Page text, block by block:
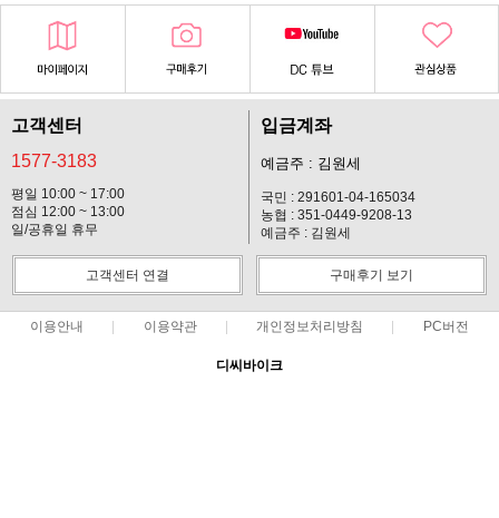
고객센터
1577-3183
평일 10:00 ~ 17:00
점심 12:00 ~ 13:00
일/공휴일 휴무
입금계좌
예금주 : 김원세
국민 : 291601-04-165034
농협 : 351-0449-9208-13
예금주 : 김원세
고객센터 연결 구매후기 보기
이용안내 이용약관 개인정보처리방침 PC버전
디씨바이크